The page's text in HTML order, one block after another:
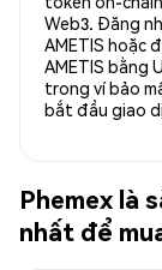
Web3. Đăng
AMETIS hoặc
AMETIS bằng
trong ví bảo
bắt đầu giao
Phemex là
nhất để